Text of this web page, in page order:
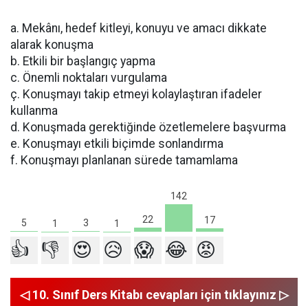
a. Mekânı, hedef kitleyi, konuyu ve amacı dikkate
alarak konuşma
b. Etkili bir başlangıç yapma
c. Önemli noktaları vurgulama
ç. Konuşmayı takip etmeyi kolaylaştıran ifadeler
kullanma
d. Konuşmada gerektiğinde özetlemelere başvurma
e. Konuşmayı etkili biçimde sonlandırma
f. Konuşmayı planlanan sürede tamamlama
5 1 3 1 22
142
17
👍 👎 😍 😥 😱 😂 😡
◁ 10. Sınıf Ders Kitabı cevapları için tıklayınız ▷